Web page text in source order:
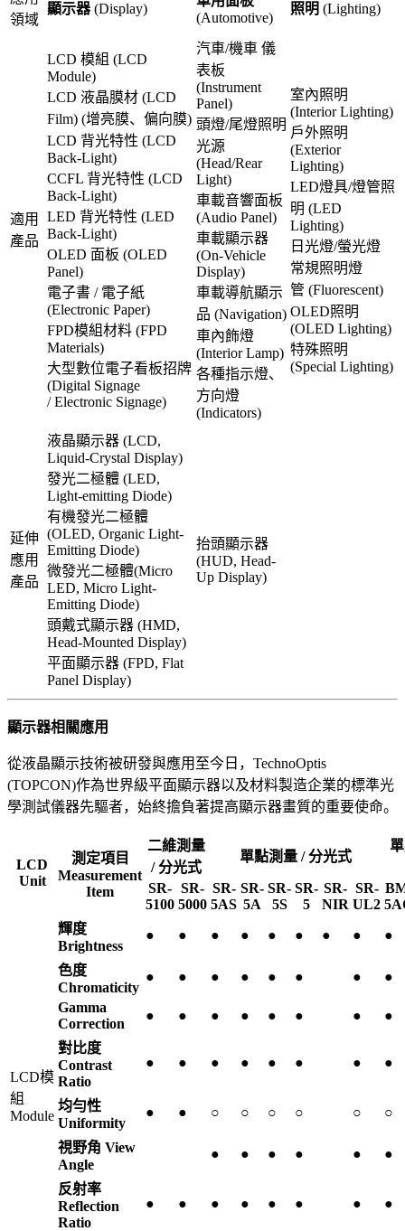
領域
顯示器(Display)
(Automotive)
照明 (Lighting)
適用
產品
LCD 模組 (LCD
Module)
LCD 液晶膜材 (LCD
Film) (增亮膜、偏向膜)
LCD 背光特性 (LCD
Back-Light)
CCFL 背光特性 (LCD
Back-Light)
LED 背光特性 (LED
Back-Light)
OLED 面板 (OLED
Panel)
電子書 / 電子紙
(Electronic Paper)
FPD模組材料 (FPD
Materials)
大型數位電子看板招牌
(Digital Signage
/Electronic Signage)
汽車/機車 儀
表板
(Instrument
Panel)
頭燈/尾燈照明
光源
(Head/Rear
Light)
車載音響面板
(Audio Panel)
車載顯示器
(On-Vehicle
Display)
車載導航顯示
品 (Navigation)
車內飾燈
(Interior Lamp)
各種指示燈、
方向燈
(Indicators)
室內照明
(Interior Lighting)
戶外照明
(Exterior
Lighting)
LED燈具/燈管照
明 (LED
Lighting)
日光燈/螢光燈
常規照明燈
管 (Fluorescent)
OLED照明
(OLED Lighting)
特殊照明
(Special Lighting)
延伸
應用
產品
液晶顯示器 (LCD,
Liquid-Crystal Display)
發光二極體 (LED,
Light-emitting Diode)
有機發光二極體
(OLED, Organic Light-
Emitting Diode)
微發光二極體(Micro
LED, Micro Light-
Emitting Diode)
頭戴式顯示器 (HMD,
Head-Mounted Display)
平面顯示器 (FPD, Flat
Panel Display)
抬頭顯示器
(HUD, Head-
Up Display)
顯示器相關應用
從液晶顯示技術被研發與應用至今日，TechnoOptis
(TOPCON)作為世界級平面顯示器以及材料製造企業的標準光
學測試儀器先驅者，始終擔負著提高顯示器畫質的重要使命。
LCD
Unit
測定項目
Measurement
Item
二維測量
/ 分光式
單點測量 / 分光式
SR-
5100
SR-
5000
SR-
5AS
SR-
5A
SR-
5S
SR-
5
SR-
NIR
SR-
UL2
LCD模
組
Module
輝度
Brightness
● ● ● ● ● ● ● ● ●
色度
Chromaticity
● ● ● ● ● ● ●
●
Gamma
Correction
● ● ● ● ● ● ● ●
對比度
Contrast
Ratio
● ● ● ● ● ● ● ●
均勻性
Uniformity
● ● ○ ○ ○ ○ ○ ○
視野角 View
Angle
● ● ● ● ● ●
反射率
Reflection
Ratio
● ● ● ● ● ● ● ●